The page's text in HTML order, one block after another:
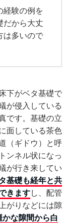
経験の例を
だから大丈
は多いので
下がベタ基礎で
が侵入している
です。基礎の立
面している茶色
（ギドウ）と呼
ンネル状になっ
が行き来してい
基礎も経年と共
きますし、 配管
がりなどには隙
な隙間から白